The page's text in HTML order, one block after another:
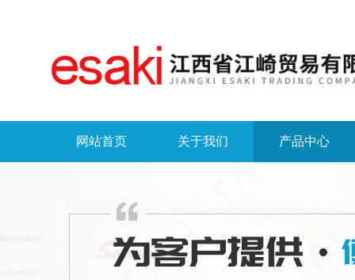
网站首页 关于我们 产品中心